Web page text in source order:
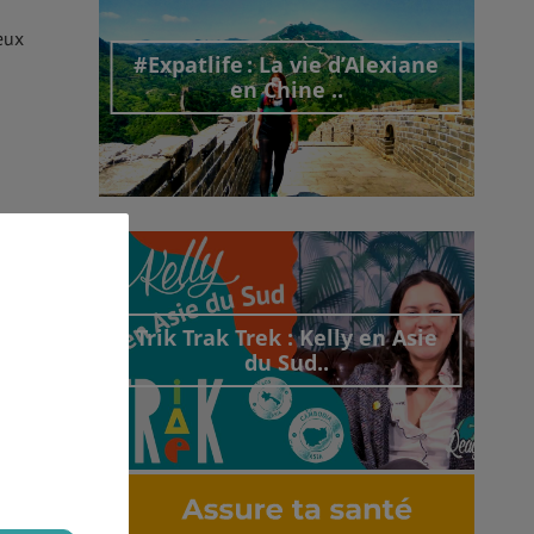
#Expatlife : La vie d’Alexiane
en Chine ..
Découvrir cet interview
Trik Trak Trek : Kelly en Asie
du Sud..